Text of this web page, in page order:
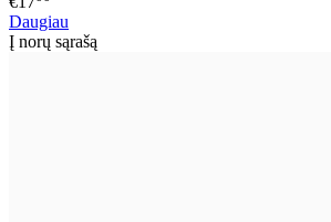
Daugiau
Į norų sąrašą